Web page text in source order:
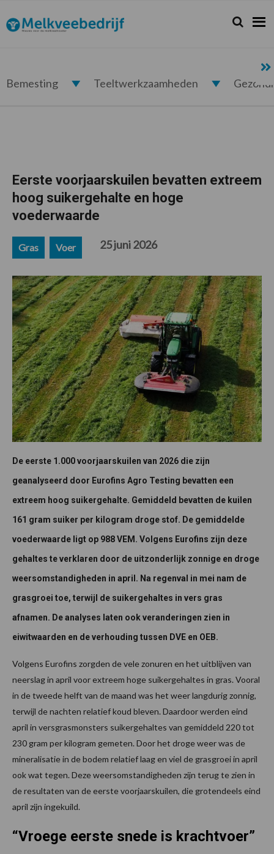
de
hoofdnavigatie
de
hoofd
de
eerste
de
voettekst
Melkveebedrijf.nl Zoeken...
Zoek
Bemesting Teeltwerkzaamheden
Eerste voorjaarskuilen bevatten extreem
hoog suikergehalte en hoge
voederwaarde
Gras Voer 25 juni 2026
De eerste 1.000 voorjaarskuilen van 2026 die zijn
geanalyseerd door Eurofins Agro Testing bevatten een
extreem hoog suikergehalte. Gemiddeld bevatten de kuilen
161 gram suiker per kilogram droge stof. De gemiddelde
voederwaarde ligt op 988 VEM. Volgens Eurofins zijn deze
gehaltes te verklaren door de uitzonderlijk zonnige en droge
weersomstandigheden in april. Na regenval in mei nam de
grasgroei toe, terwijl de suikergehaltes in vers gras
afnamen. De analyses laten ook veranderingen zien in
eiwitwaarden en de verhouding tussen DVE en OEB.
Volgens Eurofins zorgden de vele zonuren en het uitblijven van
neerslag in april voor extreem hoge suikergehaltes in gras. Vooral
in de tweede helft van de maand was het weer langdurig zonnig,
terwijl de nachten relatief koud bleven. Daardoor werden eind
april in versgrasmonsters suikergehaltes van gemiddeld 220 tot
230 gram per kilogram gemeten. Door het droge weer was de
mineralisatie in de bodem relatief laag en viel de grasgroei in april
ook wat tegen. Deze weersomstandigheden zijn terug te zien in
de resultaten van de eerste voorjaarskuilen, die grotendeels eind
april zijn ingekuild.
“Vroege eerste snede is krachtvoer”